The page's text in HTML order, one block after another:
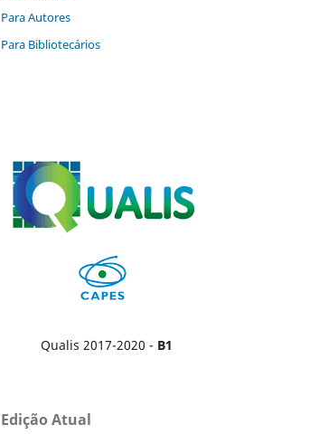
Para Autores
Para Bibliotecários
Qualis 2017-2020 - B1
Edição Atual